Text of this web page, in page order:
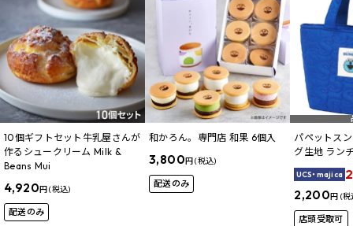
10個ギフトセット牛乳屋さんが
作るシュークリーム Milk &
Beans Mui
4,920円 (税込)
配送のみ
和かろん。専門店 和果 6個入
3,800円 (税込)
配送のみ
パペットス
グ生地 ラン
UCS・majica
2,200円 (税
店頭受取可